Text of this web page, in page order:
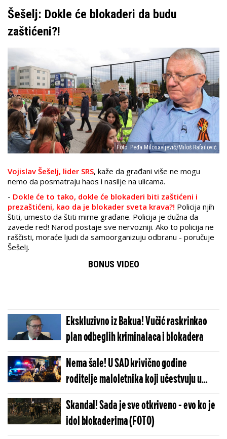
Šešelj: Dokle će blokaderi da budu
zaštićeni?!
Foto: Peđa Milosavljević/Miloš Rafailović
Vojislav Šešelj, lider SRS, kaže da građani više ne mogu
nemo da posmatraju haos i nasilje na ulicama.
- Dokle će to tako, dokle će blokaderi biti zaštićeni i
prezaštićeni, kao da je blokader sveta krava?! Policija njih
štiti, umesto da štiti mirne građane. Policija je dužna da
zavede red! Narod postaje sve nervozniji. Ako to policija ne
raščisti, moraće ljudi da samoorganizuju odbranu - poručuje
Šešelj.
BONUS VIDEO
Ekskluzivno iz Bakua! Vučić raskrinkao
plan odbeglih kriminalaca i blokadera
Nema šale! U SAD krivično godine
roditelje maloletnika koji učestvuju u
neredima - preti im i zatvorska kazna
Skandal! Sada je sve otkriveno - evo ko je
idol blokaderima (FOTO)